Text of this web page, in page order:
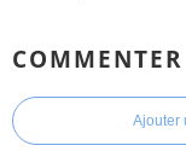
Ajouter